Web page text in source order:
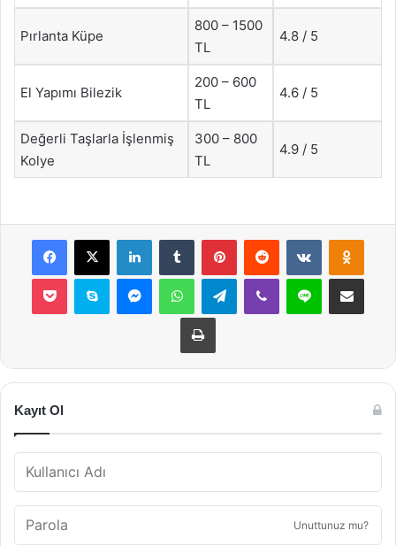
Pırlanta Küpe
800 – 1500
TL
4.8 / 5
El Yapımı Bilezik
200 – 600
TL
4.6 / 5
Değerli Taşlarla İşlenmiş
Kolye
300 – 800
TL
4.9 / 5
Facebook
X LinkedInTumblr PinterestReddit VKontakte
Pocket Skype MessengerWhatsAppTelegramViber Line E-Posta ile
Yazdır
Kayıt Ol
Unuttunuz mu?